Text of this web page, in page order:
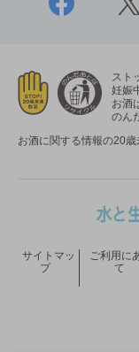
スト
妊娠
お酒
のん
お酒に関する情報の20歳
サイトマッ
プ
ご利用に
て